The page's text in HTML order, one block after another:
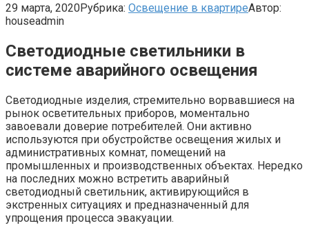
29 марта, 2020Рубрика: Освещение в квартиреАвтор:
houseadmin
Светодиодные светильники в
системе аварийного освещения
Светодиодные изделия, стремительно ворвавшиеся на
рынок осветительных приборов, моментально
завоевали доверие потребителей. Они активно
используются при обустройстве освещения жилых и
административных комнат, помещений на
промышленных и производственных объектах. Нередко
на последних можно встретить аварийный
светодиодный светильник, активирующийся в
экстренных ситуациях и предназначенный для
упрощения процесса эвакуации.